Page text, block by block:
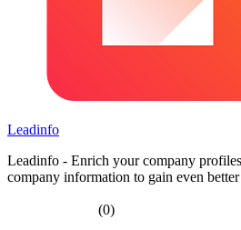
Leadinfo
Leadinfo - Enrich your company
company information to gain even
(0)